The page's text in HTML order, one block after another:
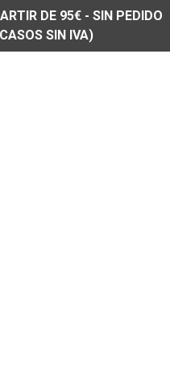
DE 95€ - SIN PEDIDO
SIN IVA)